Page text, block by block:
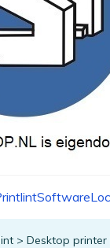
Software
> Desktop printer